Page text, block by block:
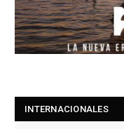
INTERNACIONALES